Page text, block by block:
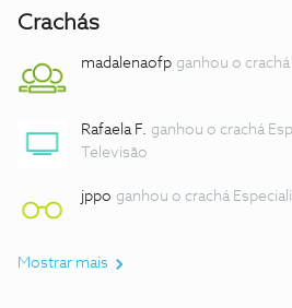
Crachás
madalenaofp ganhou o crachá
Rafaela F. ganhou o crachá
Televisão
jppo ganhou o crachá
Mostrar mais